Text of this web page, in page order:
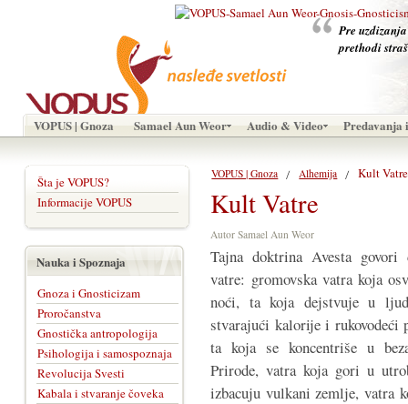
Pre
prethodi
VOPUS | Gnoza Samael Aun Weor Audio & Video Predavanja
VOPUS | Gnoza Alhemija Kult Vatre
Kult Vatre
Autor Samael Aun Weor
Tajna doktrina Avesta govori
vatre: gromovska vatra koja
noći, ta koja dejstvuje u
stvarajući kalorije i rukovodeći
ta koja se koncentriše u
Prirode, vatra koja gori u
izbacuju vulkani zemlje, vatra
Šta je VOPUS?
Informacije VOPUS
Nauka i Spoznaja
Gnoza i Gnosticizam
Proročanstva
Gnostička antropologija
Psihologija i samospoznaja
Revolucija Svesti
Kabala i stvaranje čoveka